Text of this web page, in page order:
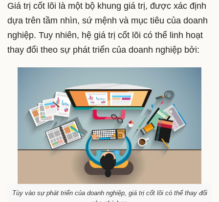
Giá trị cốt lõi là một bộ khung giá trị, được xác định
dựa trên tầm nhìn, sứ mệnh và mục tiêu của doanh
nghiệp. Tuy nhiên, hệ giá trị cốt lõi có thể linh hoạt
thay đổi theo sự phát triển của doanh nghiệp bởi:
Tùy vào sự phát triển của doanh nghiệp, giá trị cốt lõi có thể thay đổi